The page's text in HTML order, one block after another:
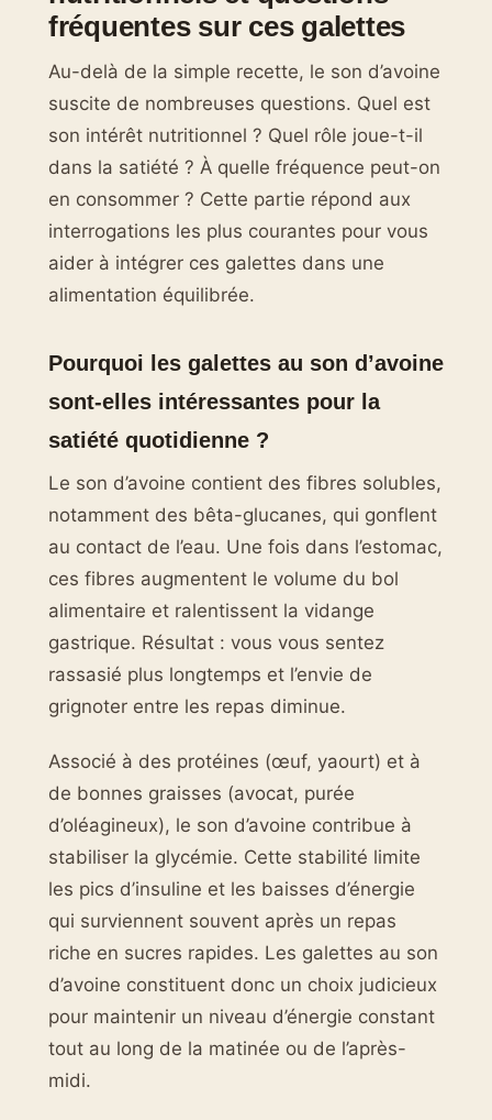
fréquentes sur ces galettes
Au-delà de la simple recette, le son d’avoine
suscite de nombreuses questions. Quel est
son intérêt nutritionnel ? Quel rôle joue-t-il
dans la satiété ? À quelle fréquence peut-on
en consommer ? Cette partie répond aux
interrogations les plus courantes pour vous
aider à intégrer ces galettes dans une
alimentation équilibrée.
Pourquoi les galettes au son d’avoine
sont-elles intéressantes pour la
satiété quotidienne ?
Le son d’avoine contient des fibres solubles,
notamment des bêta-glucanes, qui gonflent
au contact de l’eau. Une fois dans l’estomac,
ces fibres augmentent le volume du bol
alimentaire et ralentissent la vidange
gastrique. Résultat : vous vous sentez
rassasié plus longtemps et l’envie de
grignoter entre les repas diminue.
Associé à des protéines (œuf, yaourt) et à
de bonnes graisses (avocat, purée
d’oléagineux), le son d’avoine contribue à
stabiliser la glycémie. Cette stabilité limite
les pics d’insuline et les baisses d’énergie
qui surviennent souvent après un repas
riche en sucres rapides. Les galettes au son
d’avoine constituent donc un choix judicieux
pour maintenir un niveau d’énergie constant
tout au long de la matinée ou de l’après-
midi.